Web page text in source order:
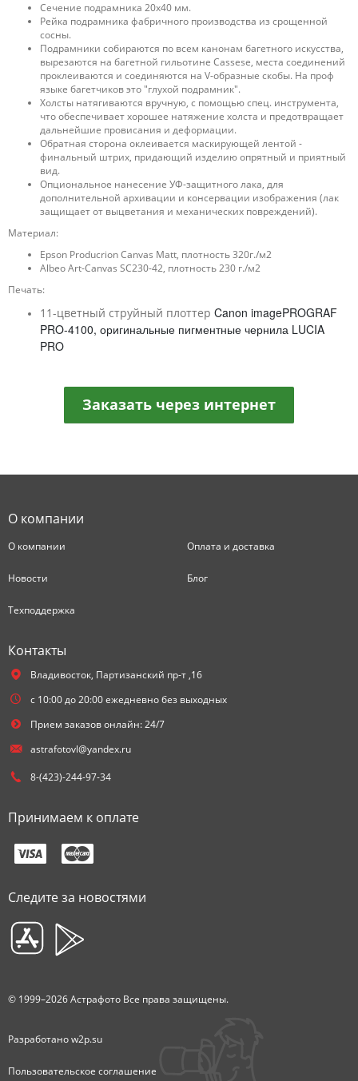
Сечение подрамника 20x40 мм.
Рейка подрамника фабричного производства из срощенной
сосны.
Подрамники собираются по всем канонам багетного искусства,
вырезаются на багетной гильотине Cassese, места соединений
проклеиваются и соединяются на V-образные скобы. На проф
языке багетчиков это "глухой подрамник".
Холсты натягиваются вручную, с помощью спец. инструмента,
что обеспечивает хорошее натяжение холста и предотвращает
дальнейшие провисания и деформации.
Обратная сторона оклеивается маскирующей лентой -
финальный штрих, придающий изделию опрятный и приятный
вид.
Опциональное нанесение УФ-защитного лака, для
дополнительной архивации и консервации изображения (лак
защищает от выцветания и механических повреждений).
Материал:
Epson Producrion Canvas Matt, плотность 320г./м2
Albeo Art-Canvas SC230-42, плотность 230 г./м2
Печать:
11-цветный струйный плоттер Canon imagePROGRAF
PRO-4100, оригинальные пигментные чернила LUCIA
PRO
Заказать через интернет
О компании
О компании Оплата и доставка
Новости Блог
Техподдержка
Контакты
Владивосток, Партизанский пр-т ,16
с 10:00 до 20:00 ежедневно без выходных
Прием заказов онлайн: 24/7
astrafotovl@yandex.ru
8-(423)-244-97-34
Принимаем к оплате
Следите за новостями
© 1999–2026 Астрафото Все права защищены.
Разработаноw2p.su
Пользовательское соглашение